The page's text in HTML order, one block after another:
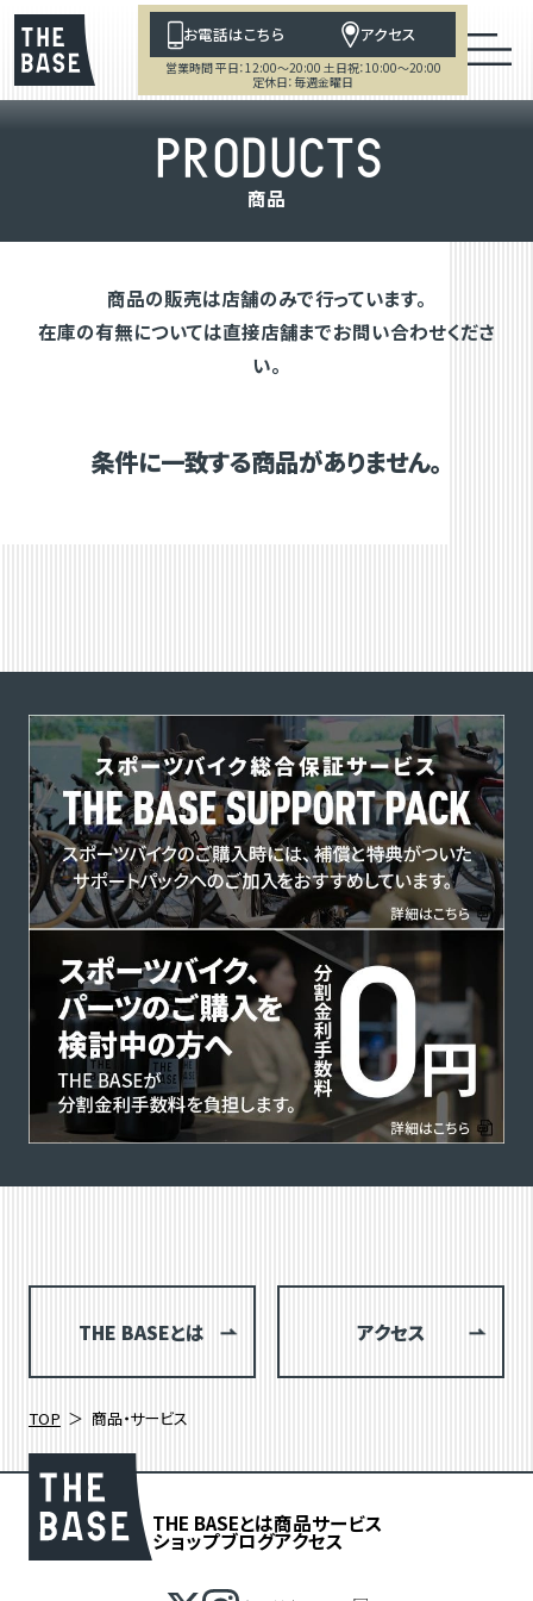
お電話はこちら アクセス
営業時間 平日：12:00～20:00 土日祝：10:00～20:00
定休日：毎週金曜日
PRODUCTS
商品
商品の販売は店舗のみで行っています。
在庫の有無については直接店舗までお問い合わせくださ
い。
条件に一致する商品がありません。
THE BASEとは アクセス
TOP 商品・サービス
THE BASEとは商品サービス
ショップブログアクセス